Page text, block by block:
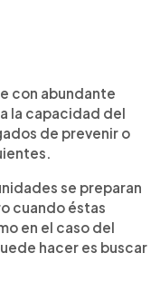
con abundante
la capacidad del
de prevenir o
se preparan
cuando éstas
en el caso del
hacer es buscar